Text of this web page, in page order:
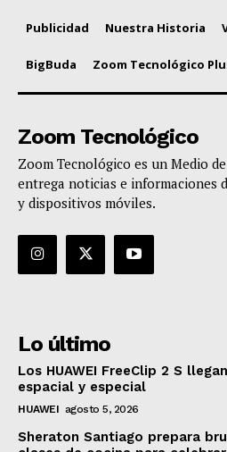
Publicidad Nuestra Historia
BigBuda Zoom Tecnológico
Zoom Tecnológico
Zoom Tecnológico es un Medio
entrega noticias e informaciones
y dispositivos móviles.
Lo último
Los HUAWEI FreeClip 2 S
espacial y especial
HUAWEI agosto 5, 2026
Sheraton Santiago prepara